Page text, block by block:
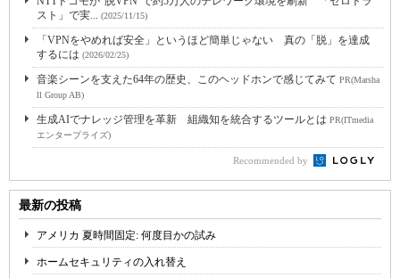
スト」で実... (2025/11/15)
「VPNをやめれば安全」というほど簡単じゃない 真の「脱」を達成
するには (2026/02/25)
音楽シーンを支えた64年の歴史、このヘッドホンで感じてみて PR(Marsha
ll Group AB)
生成AIでナレッジ管理を革新 組織知を統合するツールとは PR(ITmedia
エンタープライズ)
Recommended by
最新の投稿
アメリカ 夏時間固定: 何度目かの試み
ホームセキュリティの入れ替え